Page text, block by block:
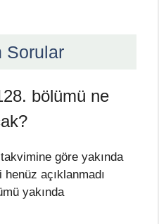
Sorular
bölümü ne
göre yakında
açıklanmadı
yakında